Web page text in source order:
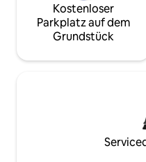
Kostenloser
Parkplatz auf dem
Grundstück